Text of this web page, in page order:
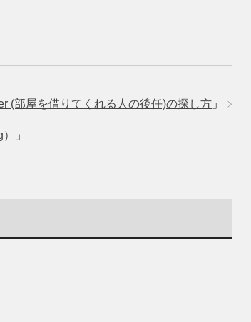
(部屋を借りてくれる人の後任)の探し方 」
」